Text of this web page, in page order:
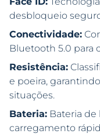
desbloqueio
Conectividade:
Bluetooth 5.0 para
Resistência:
e poeira,
situações.
Bateria: Bateria de
carregamento